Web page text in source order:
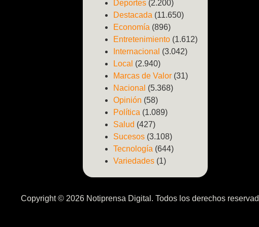
Deportes(2.200)
Destacada (11.650)
Economía (896)
Entretenimiento(1.612)
Internacional (3.042)
Local (2.940)
Marcas de Valor(31)
Nacional (5.368)
Opinión (58)
Política (1.089)
Salud (427)
Sucesos(3.108)
Tecnología (644)
Variedades(1)
Copyright © 2026 Notiprensa Digital. Todos los derechos